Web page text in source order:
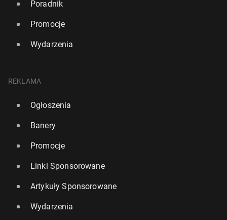
Poradnik
Promocje
Wydarzenia
REKLAMA
Ogłoszenia
Banery
Promocje
Linki Sponsorowane
Artykuły Sponsorowane
Wydarzenia